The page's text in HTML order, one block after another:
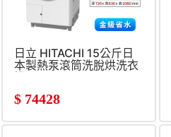
日立 HITACHI 15公斤日
本製熱泵滾筒洗脫烘洗衣
機
$ 74428